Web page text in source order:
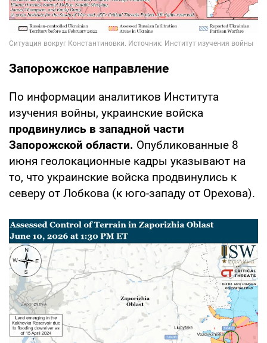
Запорожское направление
По информации аналитиков Института
изучения войны, украинские войска
продвинулись в западной части
Запорожской области. Опубликованные 8
июня геолокационные кадры указывают на
то, что украинские войска продвинулись к
северу от Лобкова (к юго-западу от Орехова).